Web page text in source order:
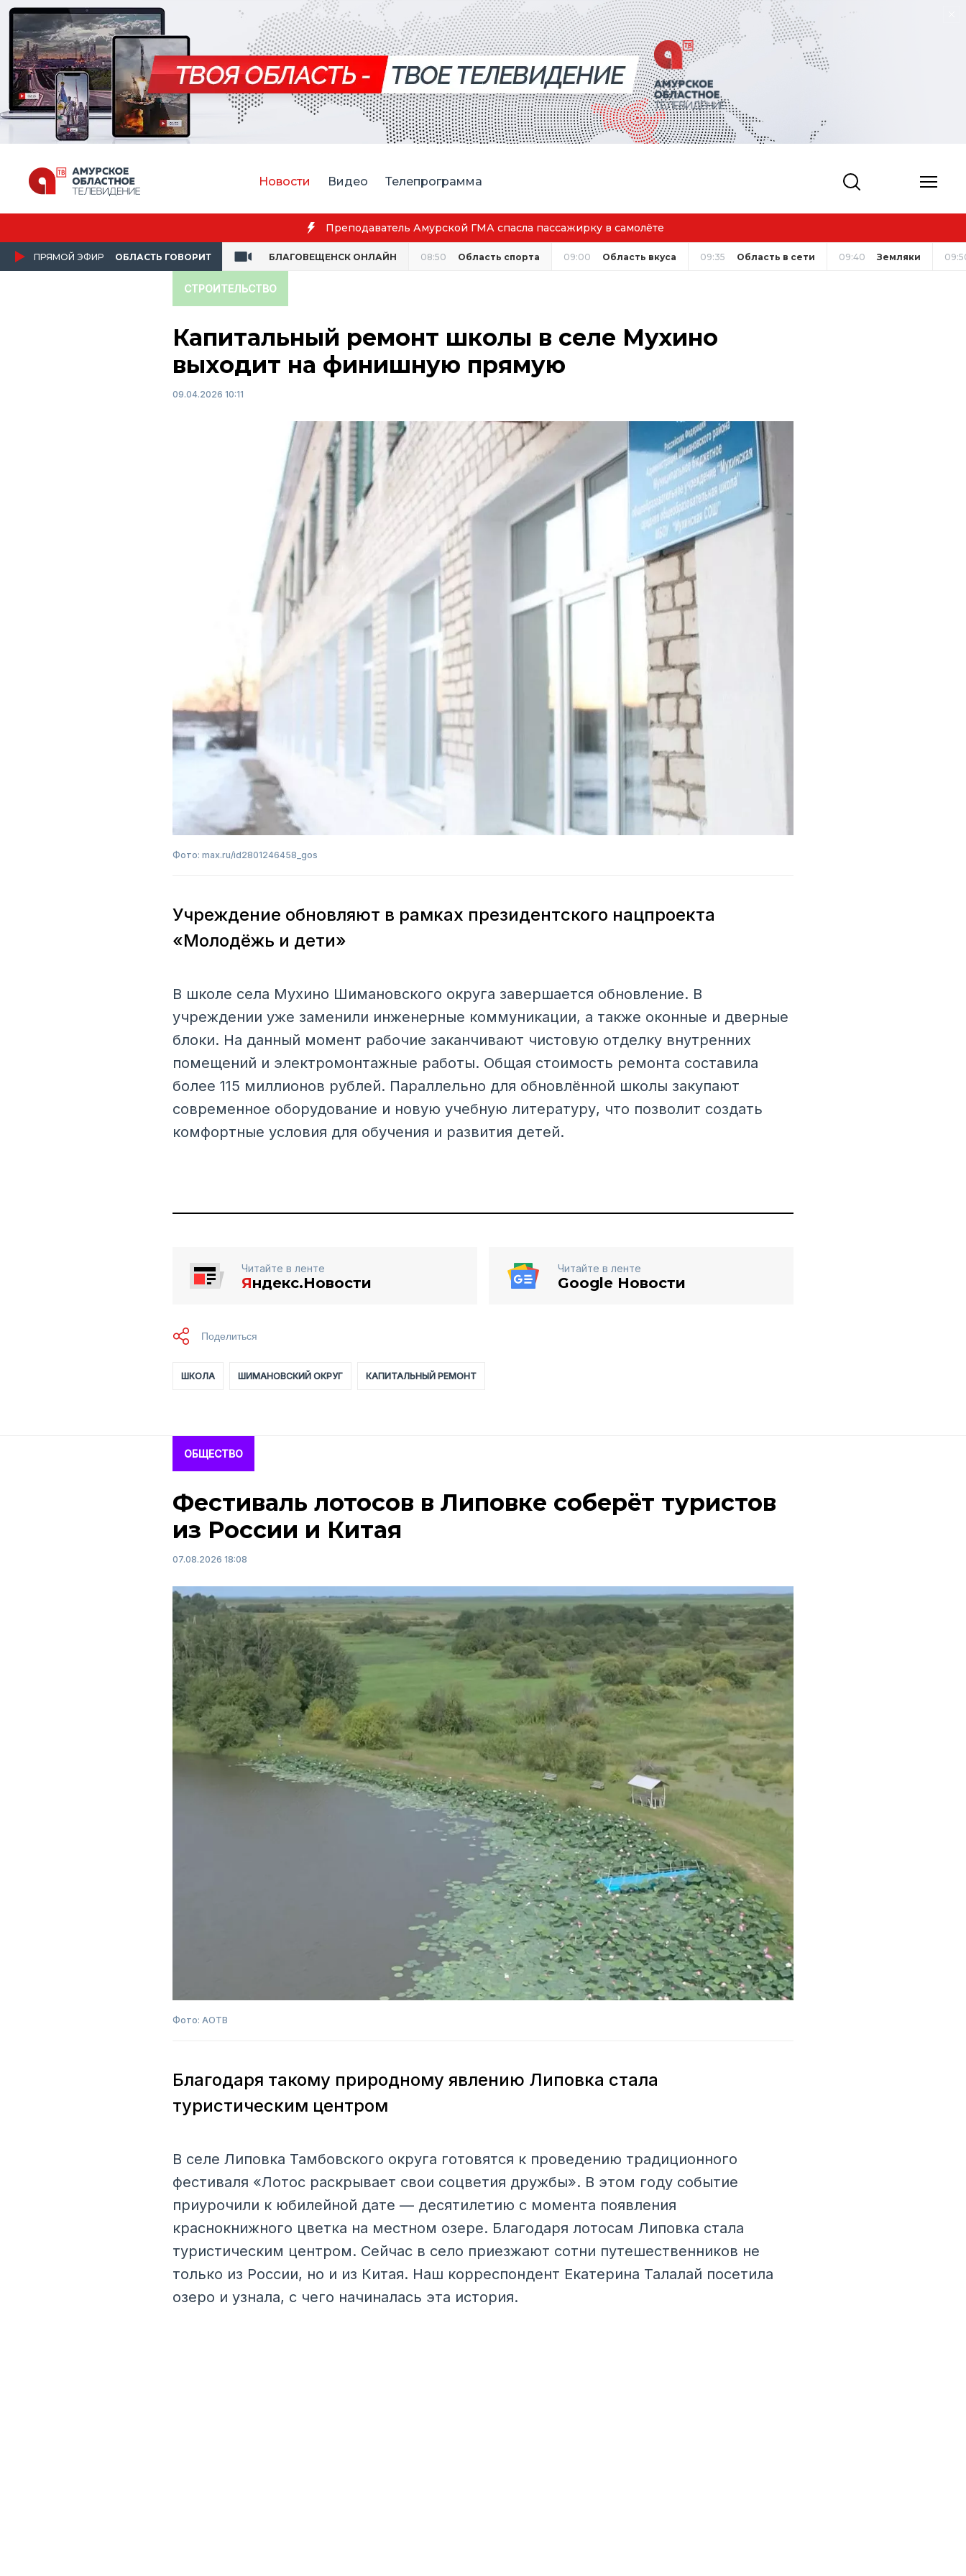
Новости Видео Телепрограмма
Преподаватель Амурской ГМА спасла пассажирку в самолёте
ПРЯМОЙ ЭФИР ОБЛАСТЬ ГОВОРИТ БЛАГОВЕЩЕНСК ОНЛАЙН 08:50 Область спорта 09:00 Область вкуса 09:35 Область в сети 09:40 Земляки
СТРОИТЕЛЬСТВО
Капитальный ремонт школы в селе Мухино
выходит на финишную прямую
09.04.2026 10:11
Фото: max.ru/id2801246458_gos
Учреждение обновляют в рамках президентского нацпроекта
«Молодёжь и дети»
В школе села Мухино Шимановского округа завершается обновление. В
учреждении уже заменили инженерные коммуникации, а также оконные и дверные
блоки. На данный момент рабочие заканчивают чистовую отделку внутренних
помещений и электромонтажные работы. Общая стоимость ремонта составила
более 115 миллионов рублей. Параллельно для обновлённой школы закупают
современное оборудование и новую учебную литературу, что позволит создать
комфортные условия для обучения и развития детей.
Читайте в ленте
Яндекс.Новости
Читайте в ленте
Google Новости
ШКОЛА ШИМАНОВСКИЙ ОКРУГ КАПИТАЛЬНЫЙ РЕМОНТ
ОБЩЕСТВО
Фестиваль лотосов в Липовке соберёт туристов
из России и Китая
07.08.2026 18:08
Фото: АОТВ
Благодаря такому природному явлению Липовка стала
туристическим центром
В селе Липовка Тамбовского округа готовятся к проведению традиционного
фестиваля «Лотос раскрывает свои соцветия дружбы». В этом году событие
приурочили к юбилейной дате — десятилетию с момента появления
краснокнижного цветка на местном озере. Благодаря лотосам Липовка стала
туристическим центром. Сейчас в село приезжают сотни путешественников не
только из России, но и из Китая. Наш корреспондент Екатерина Талалай посетила
озеро и узнала, с чего начиналась эта история.